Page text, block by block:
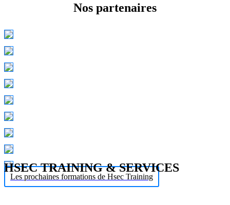
Nos partenaires
Les prochaines formations de Hsec Training
HSEC TRAINING & SERVICES